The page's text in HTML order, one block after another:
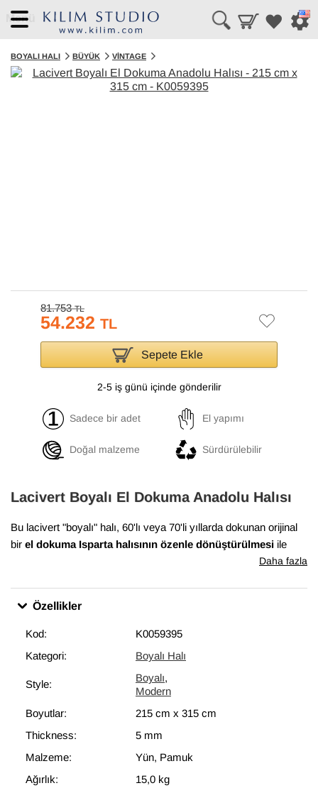
Menü
BOYALI HALI BÜYÜK VINTAGE
81.753TL
54.232 TL
Sepete Ekle
2-5 iş günü içinde gönderilir
Sadece bir adet El yapımı
Doğal malzeme Sürdürülebilir
Lacivert Boyalı El Dokuma Anadolu Halısı
Bu lacivert "boyalı" halı, 60'lı veya 70'li yıllarda dokunan orijinal
bir el dokuma Isparta halısının özenle dönüştürülmesi ile
215 cm x
ile traşlamayla başlar. Daha sonra renkleri azaltmak için bir dizi
işlemden geçirilirler. Artık tek renkte boyanmaya hazırdırlar.
kez boyanır. Bu muhteşem dönüşüm, modern dekoru
tamamlayan eşsiz görünüme sahip halılar ortaya çıkartır ve
çağdaş sanatın bir parçası olarak düşünülebilir.
Daha fazla
Özellikler
Kod:
K0059395
Kategori:
Boyalı Halı
Style:
Boyalı,
Modern
Boyutlar:
215 cm x 315 cm
Thickness:
5 mm
Malzeme:
Yün, Pamuk
Ağırlık:
15,0 kg